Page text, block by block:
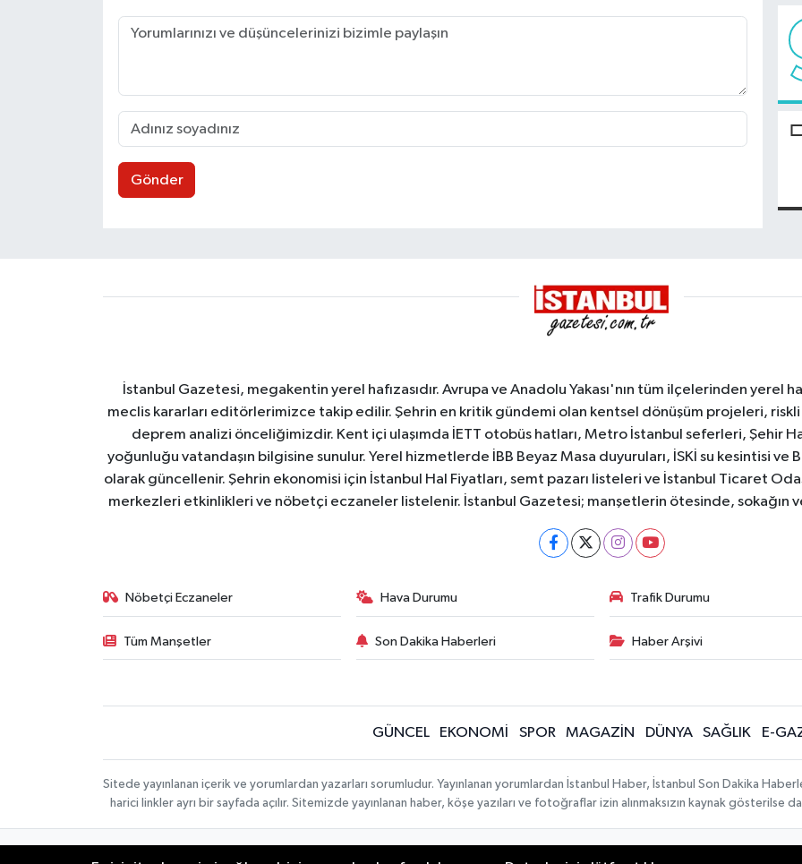
Gönder
İstanbul Gazetesi, megakentin yerel hafızasıdır. Avrupa ve Anadolu Yakası'nın tüm ilçelerinden yerel
meclis kararları editörlerimizce takip edilir. Şehrin en kritik gündemi olan kentsel dönüşüm projeleri, riskli
deprem analizi önceliğimizdir. Kent içi ulaşımda İETT otobüs hatları, Metro İstanbul seferleri, Şehir
yoğunluğu vatandaşın bilgisine sunulur. Yerel hizmetlerde İBB Beyaz Masa duyuruları, İSKİ su kesintisi ve
olarak güncellenir. Şehrin ekonomisi için İstanbul Hal Fiyatları, semt pazarı listeleri ve İstanbul Ticaret
merkezleri etkinlikleri ve nöbetçi eczaneler listelenir. İstanbul Gazetesi; manşetlerin ötesinde, sokağın
Nöbetçi Eczaneler Hava Durumu Trafik Durumu
Tüm Manşetler Son Dakika Haberleri Haber Arşivi
GÜNCEL EKONOMİ SPOR MAGAZİN DÜNYA SAĞLIK E-
Sitede yayınlanan içerik ve yorumlardan yazarları sorumludur. Yayınlanan yorumlardan İstanbul Haber, İstanbul Son Dakika
harici linkler ayrı bir sayfada açılır. Sitemizde yayınlanan haber, köşe yazıları ve fotoğraflar izin alınmaksızın kaynak gösterilse